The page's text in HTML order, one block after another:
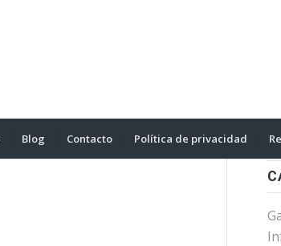
Blog Contacto Política de privacidad